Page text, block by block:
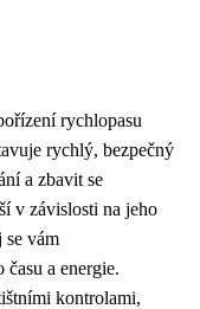
rychlopasu
rychlý, bezpečný
a zbavit se
v závislosti na jeho
se vám
času a energie.
kontrolami,